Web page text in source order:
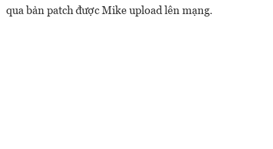
qua bản patch được Mike upload lên mạng.